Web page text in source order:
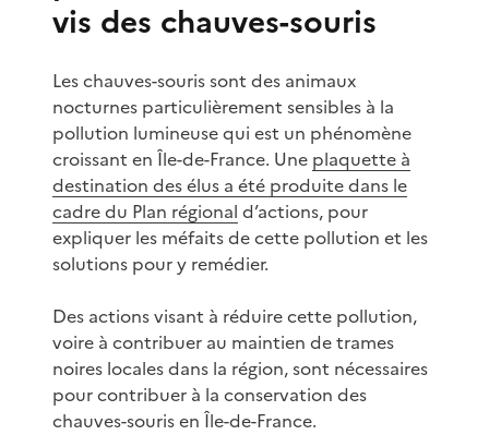
vis des chauves-souris
Les chauves-souris sont des animaux
nocturnes particulièrement sensibles à la
pollution lumineuse qui est un phénomène
croissant en Île-de-France. Une plaquette à
destination des élus a été produite dans le
cadre du Plan régional d’actions, pour
expliquer les méfaits de cette pollution et les
solutions pour y remédier.
Des actions visant à réduire cette pollution,
voire à contribuer au maintien de trames
noires locales dans la région, sont nécessaires
pour contribuer à la conservation des
chauves-souris en Île-de-France.